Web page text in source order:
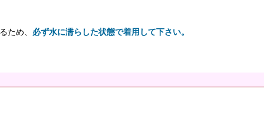
ため、 必ず水に濡らした状態で着用して下さい。